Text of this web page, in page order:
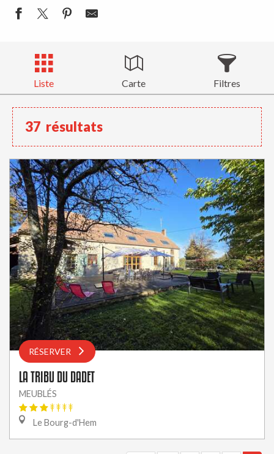
Liste Carte Filtres
37 résultats
RÉSERVER
LA TRIBU DU DADET
MEUBLÉS
Le Bourg-d'Hem